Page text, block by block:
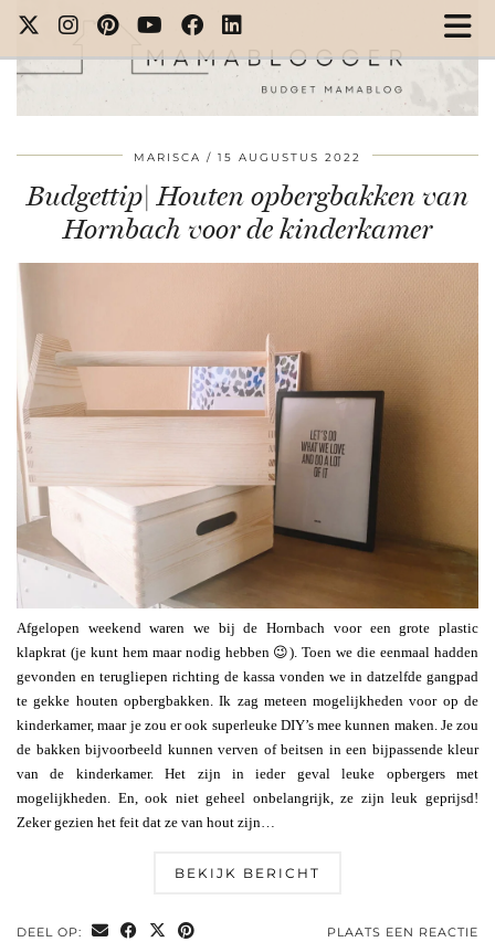
MARISCA 15 AUGUSTUS 2022
Budgettip| Houten opbergbakken van
Hornbach voor de kinderkamer
Afgelopen weekend waren we bij de Hornbach voor een grote plastic
klapkrat (je kunt hem maar nodig hebben 😉). Toen we die eenmaal hadden
gevonden en terugliepen richting de kassa vonden we in datzelfde gangpad
te gekke houten opbergbakken. Ik zag meteen mogelijkheden voor op de
kinderkamer, maar je zou er ook superleuke DIY’s mee kunnen maken. Je zou
de bakken bijvoorbeeld kunnen verven of beitsen in een bijpassende kleur
van de kinderkamer. Het zijn in ieder geval leuke opbergers met
mogelijkheden. En, ook niet geheel onbelangrijk, ze zijn leuk geprijsd!
Zeker gezien het feit dat ze van hout zijn…
BEKIJK BERICHT
DEEL OP: PLAATS EEN REACTIE